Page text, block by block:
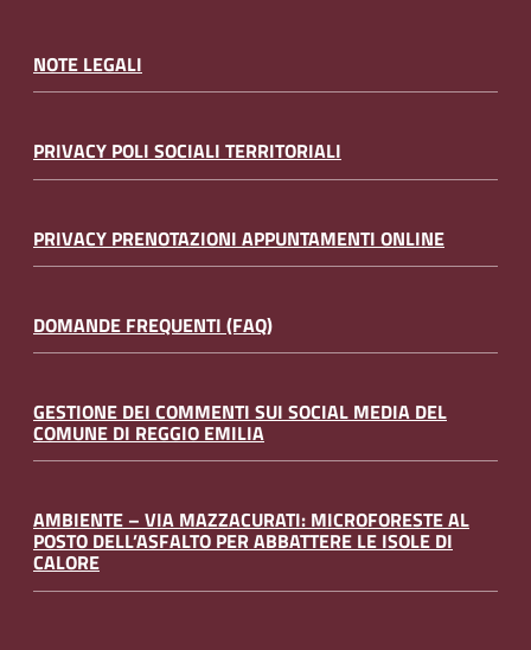
NOTE LEGALI
PRIVACY POLI SOCIALI TERRITORIALI
PRIVACY PRENOTAZIONI APPUNTAMENTI ONLINE
DOMANDE FREQUENTI (FAQ)
GESTIONE DEI COMMENTI SUI SOCIAL MEDIA DEL
COMUNE DI REGGIO EMILIA
AMBIENTE – VIA MAZZACURATI: MICROFORESTE AL
POSTO DELL’ASFALTO PER ABBATTERE LE ISOLE DI
CALORE